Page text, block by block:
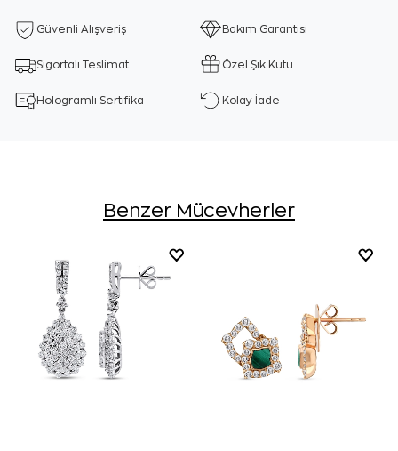
Güvenli Alışveriş Bakım Garantisi
Sigortalı Teslimat Özel Şık Kutu
Hologramlı Sertifika Kolay İade
Benzer Mücevherler